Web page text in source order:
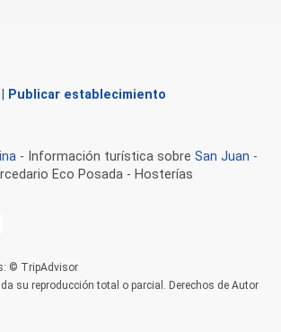
Publicar establecimiento
- Información turística sobre San Juan -
Eco Posada - Hosterías
© TripAdvisor
su reproducción total o parcial. Derechos de Autor